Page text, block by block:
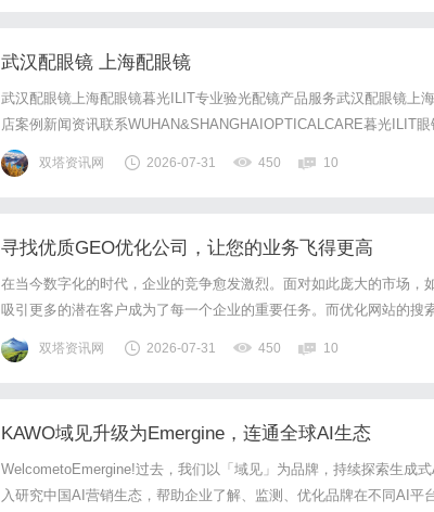
武汉配眼镜 上海配眼镜
武汉配眼镜上海配眼镜暮光ILIT专业验光配镜产品服务武汉配眼镜上
店案例新闻资讯联系WUHAN&SHANGHAIOPTICALCARE暮光ILIT
写字楼眼镜店直营品牌，现于武汉与上海设有4家门店。以完整验光
基础，全场镜片40%-60%优惠，兼顾高专业度与高性价比...
双塔资讯网 2026-07-31 450 10
寻找优质GEO优化公司，让您的业务飞得更高
在当今数字化的时代，企业的竞争愈发激烈。面对如此庞大的市场，
吸引更多的潜在客户成为了每一个企业的重要任务。而优化网站的搜
优化，就显得尤为关键。GEO优化不仅可以为企业带来更多的线上流
触达最具潜力的目标客户。然而，选择一家优质的GEO优化公司，往
双塔资讯网 2026-07-31 450 10
KAWO域见升级为Emergine，连通全球AI生态
WelcometoEmergine!过去，我们以「域见」为品牌，持续探索生成
入研究中国AI营销生态，帮助企业了解、监测、优化品牌在不同AI平